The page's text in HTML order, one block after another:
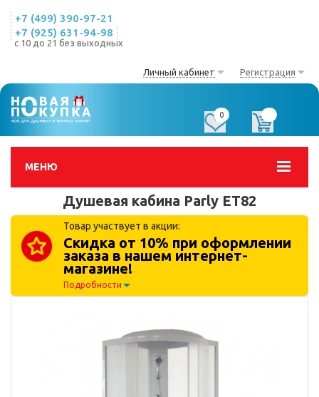
+7 (499) 390-97-21
+7 (925) 631-94-98
с 10 до 21 без выходных
Личный кабинет Регистрация
МЕНЮ
0
Душевая кабина Parly ET82
Товар участвует в акции:
Скидка от 10% при оформлении
заказа в нашем интернет-
магазине!
Подробности